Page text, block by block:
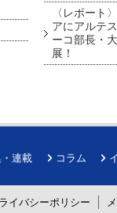
〈レポート
アにアルテ
ーコ部長・
展！
連載 コラム
イバシーポリシー